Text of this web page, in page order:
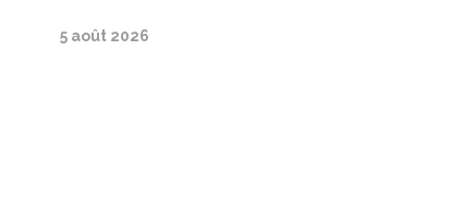
5 août 2026